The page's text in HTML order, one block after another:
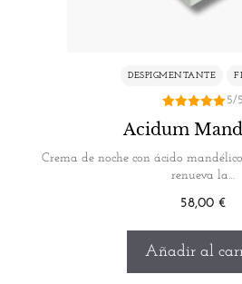
DESPIGMENTANTE
de 5
5/5
Acidum
Crema de noche con ácido
renueva la…
58,00 €
Añadir al